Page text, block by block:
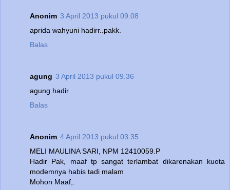
Anonim 3 April 2013 pukul 09.08
aprida wahyuni hadirr..pakk.
Balas
agung 3 April 2013 pukul 09.36
agung hadir
Balas
Anonim 4 April 2013 pukul 03.35
MELI MAULINA SARI, NPM 12410059.P
Hadir Pak, maaf tp sangat terlambat dikarenakan kuota
modemnya habis tadi malam
Mohon Maaf,.